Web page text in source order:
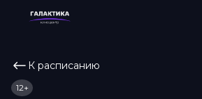
К расписанию
12+